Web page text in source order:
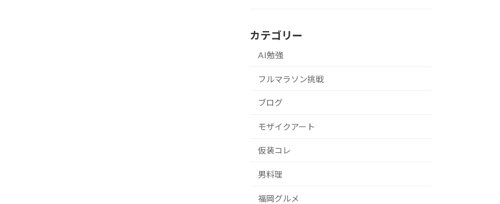
カテゴリー
AI勉強
フルマラソン挑戦
ブログ
モザイクアート
仮装コレ
男料理
福岡グルメ